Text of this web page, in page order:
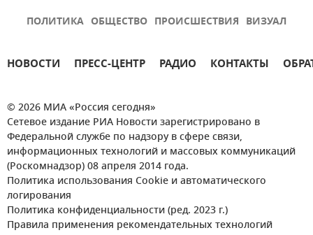
ПОЛИТИКА ОБЩЕСТВО ПРОИСШЕСТВИЯ ВИЗУАЛ
НОВОСТИ ПРЕСС-ЦЕНТР РАДИО КОНТАКТЫ
© 2026 МИА «Россия сегодня»
Сетевое издание РИА Новости зарегистрировано в
Федеральной службе по надзору в сфере связи,
информационных технологий и массовых коммуникаций
(Роскомнадзор) 08 апреля 2014 года.
Политика использования Cookie и автоматического
логирования
Политика конфиденциальности (ред. 2023 г.)
Правила применения рекомендательных технологий